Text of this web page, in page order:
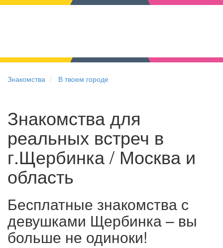
Знакомства В твоем городе
Знакомства для
реальных встреч в
г.Щербинка / Москва и
область
Бесплатные знакомства с
девушками Щербинка – вы
больше не одиноки!